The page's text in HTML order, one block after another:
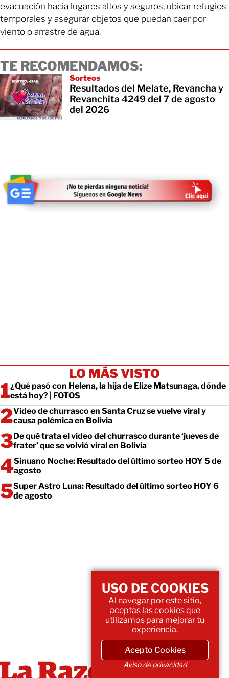
evacuación hacia lugares altos y seguros, ubicar refugios
temporales y asegurar objetos que puedan caer por
viento o arrastre de agua.
TE RECOMENDAMOS:
Sorteos
Resultados del Melate, Revancha y
Revanchita 4249 del 7 de agosto
del 2026
LO MÁS VISTO
¿Qué pasó con Helena, la hija de Elize Matsunaga, dónde
está hoy? | FOTOS
Video de churrasco en Santa Cruz se vuelve viral y
causa polémica en Bolivia
De qué trata el video del churrasco durante ‘jueves de
frater’ que se volvió viral en Bolivia
Sinuano Noche: Resultado del último sorteo HOY 5 de
agosto
Super Astro Luna: Resultado del último sorteo HOY 6
de agosto
USO DE COOKIES
Al navegar por este sitio,
aceptas las cookies que
utilizamos para mejorar tu
experiencia.
Acepto Cookies
Aviso de privacidad